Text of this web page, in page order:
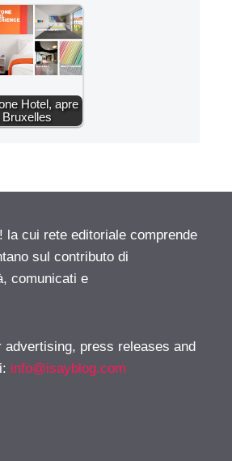
Hotel, apre
Bruxelles
la cui rete editoriale comprende
sul contributo di
comunicati e
press releases and
: info@isayblog.com